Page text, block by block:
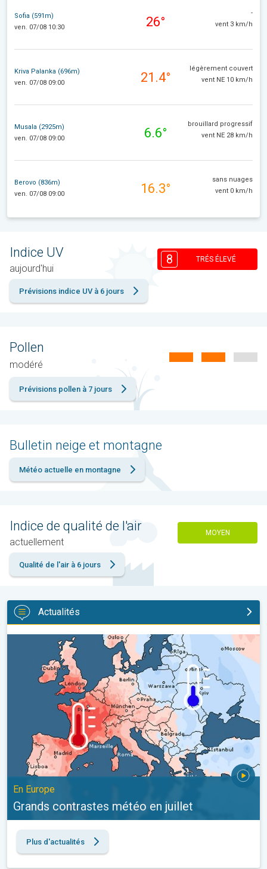
Sofia (591m)
ven. 07/08 10:30
26°
-
vent 3 km/h
Kriva Palanka (696m)
ven. 07/08 09:00
21.4°
légèrement couvert
vent NE 10 km/h
Musala (2925m)
ven. 07/08 09:00
6.6°
brouillard progressif
vent NE 28 km/h
Berovo (836m)
ven. 07/08 09:00
16.3°
sans nuages
vent 0 km/h
Indice UV
aujourd'hui
8 TRÉS ÉLEVÉ
Prévisions indice UV à 6 jours
Pollen
modéré
Prévisions pollen à 7 jours
Bulletin neige et montagne
Météo actuelle en montagne
Indice de qualité de l'air
actuellement
MOYEN
Qualité de l'air à 6 jours
Actualités
Grands contrastes météo en juillet. En Europe. . .
En Europe
Grands contrastes météo en juillet
Plus d'actualités